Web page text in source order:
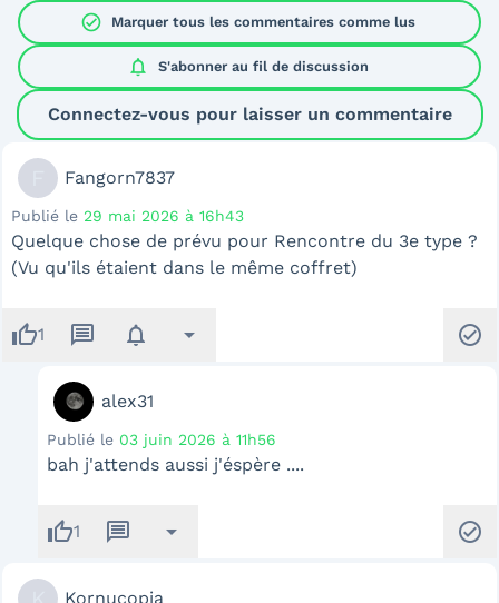
check_circle Marquer tous les commentaires comme lus
notifications S'abonner au fil de discussion
Connectez-vous pour laisser un commentaire
Fangorn7837
Publié le 29 mai 2026 à 16h43
Quelque chose de prévu pour Rencontre du 3e type ?
(Vu qu'ils étaient dans le même coffret)
thumb_up1 message notifications arrow_drop_down check_circle
alex31
Publié le 03 juin 2026 à 11h56
bah j'attends aussi j'éspère ....
thumb_up1 message arrow_drop_down check_circle
Kornucopia